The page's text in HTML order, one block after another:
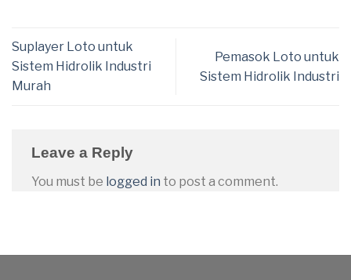
Suplayer Loto untuk
Sistem Hidrolik Industri
Murah
Pemasok Loto untuk
Sistem Hidrolik Industri
Leave a Reply
You must be logged in to post a comment.